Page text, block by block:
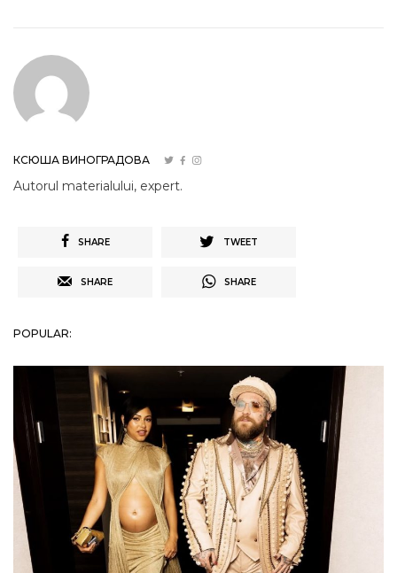
КСЮША ВИНОГРАДОВА
Autorul materialului, expert.
SHARE TWEET
SHARE SHARE
POPULAR: